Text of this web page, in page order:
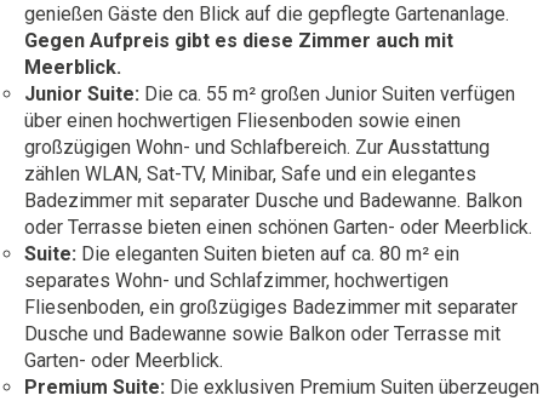
genießen Gäste den Blick auf die gepflegte Gartenanlage.
Gegen Aufpreis gibt es diese Zimmer auch mit
Meerblick.
Junior Suite: Die ca. 55 m² großen Junior Suiten verfügen
über einen hochwertigen Fliesenboden sowie einen
großzügigen Wohn- und Schlafbereich. Zur Ausstattung
zählen WLAN, Sat-TV, Minibar, Safe und ein elegantes
Badezimmer mit separater Dusche und Badewanne. Balkon
oder Terrasse bieten einen schönen Garten- oder Meerblick.
Suite: Die eleganten Suiten bieten auf ca. 80 m² ein
separates Wohn- und Schlafzimmer, hochwertigen
Fliesenboden, ein großzügiges Badezimmer mit separater
Dusche und Badewanne sowie Balkon oder Terrasse mit
Garten- oder Meerblick.
Premium Suite: Die exklusiven Premium Suiten überzeugen